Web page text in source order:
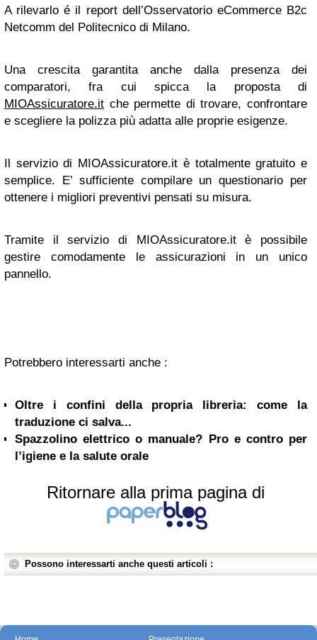
A rilevarlo é il report dell’Osservatorio eCommerce B2c
Netcomm del Politecnico di Milano.
Una crescita garantita anche dalla presenza dei
comparatori, fra cui spicca la proposta di
MIOAssicuratore.it che permette di trovare, confrontare
e scegliere la polizza più adatta alle proprie esigenze.
Il servizio di MIOAssicuratore.it è totalmente gratuito e
semplice. E’ sufficiente compilare un questionario per
ottenere i migliori preventivi pensati su misura.
Tramite il servizio di MIOAssicuratore.it è possibile
gestire comodamente le assicurazioni in un unico
pannello.
Potrebbero interessarti anche :
Oltre i confini della propria libreria: come la
traduzione ci salva...
Spazzolino elettrico o manuale? Pro e contro per
l’igiene e la salute orale
Ritornare alla prima pagina di
Possono interessarti anche questi articoli :